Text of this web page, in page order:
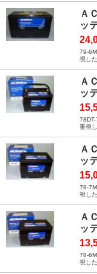
Ａ
ッ
79-
視し
Ａ
ッ
重視
Ａ
ッ
78-
視し
Ａ
ッ
78-
視し